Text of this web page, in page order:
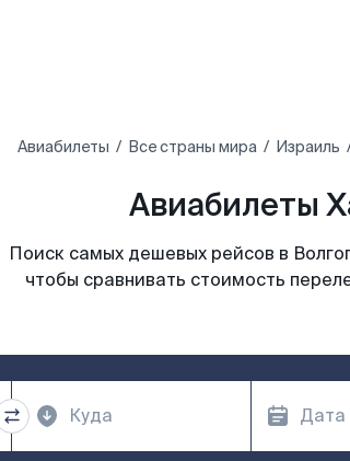
Авиабилеты Все страны мира Израиль
Авиабилеты
Поиск самых дешевых рейсов в
чтобы сравнивать стоимость